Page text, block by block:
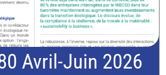
Avril-Juin 2026